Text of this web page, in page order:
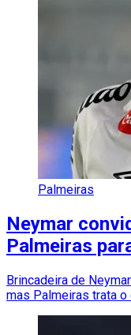
Palmeiras
Neymar
Palmeiras
Brincadeira de
mas Palmeiras trata